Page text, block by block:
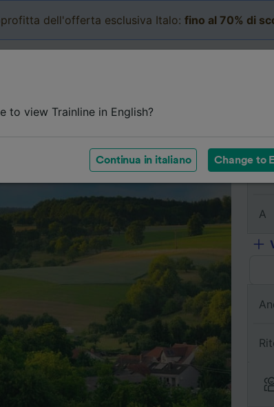
dell'offerta esclusiva Italo: fino al 70% di
Da
A
to view Trainline in English?
Continua in italiano Change to